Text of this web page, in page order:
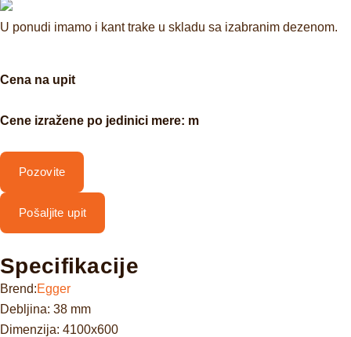
U ponudi imamo i kant trake u skladu sa izabranim dezenom.
Cena na upit
Cene izražene po jedinici mere: m
Pozovite
Pošaljite upit
Specifikacije
Brend:Egger
Debljina: 38 mm
Dimenzija: 4100x600